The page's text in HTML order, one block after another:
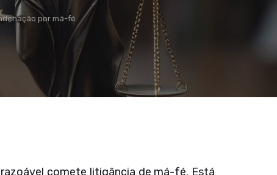
por má-fé
comete litigância de má-fé. Está